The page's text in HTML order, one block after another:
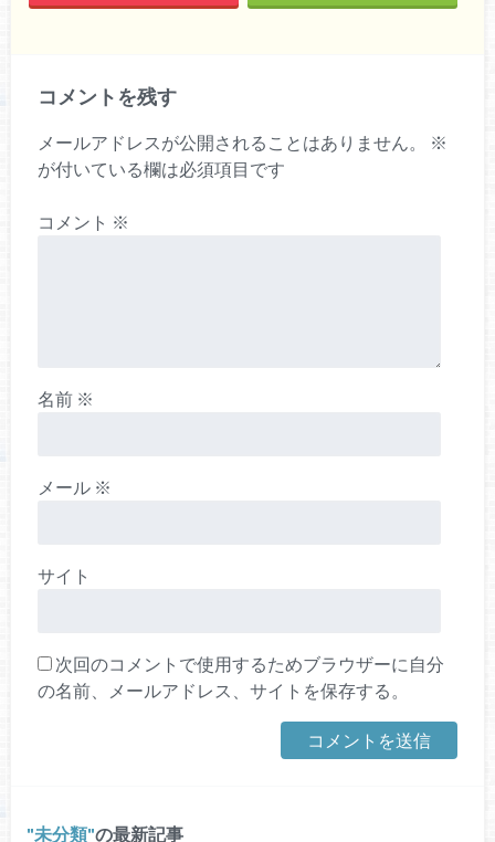
コメントを残す
メールアドレスが公開されることはありません。
※
が付いている欄は必須項目です
コメント ※
名前 ※
メール ※
サイト
次回のコメントで使用するためブラウザーに自分
の名前、メールアドレス、サイトを保存する。
未分類 の最新記事